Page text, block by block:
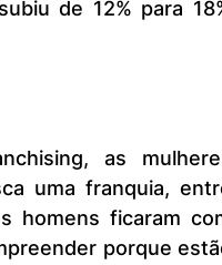
de 12% para
uma franquia,
homens ficaram
porque